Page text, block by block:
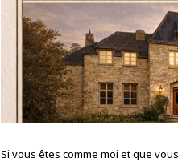
Si vous êtes comme moi et que